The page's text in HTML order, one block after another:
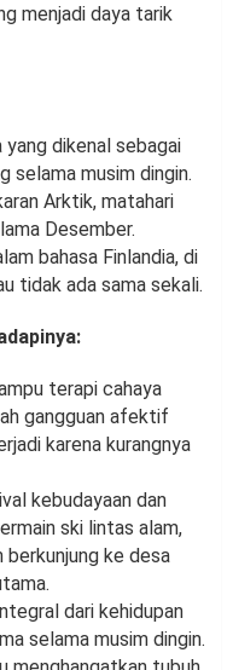
menjadi daya tarik
yang dikenal sebagai
selama musim dingin.
Arktik, matahari
Desember.
bahasa Finlandia, di
tidak ada sama sekali.
terapi cahaya
gangguan afektif
karena kurangnya
kebudayaan dan
ski lintas alam,
berkunjung ke desa
dari kehidupan
selama musim dingin.